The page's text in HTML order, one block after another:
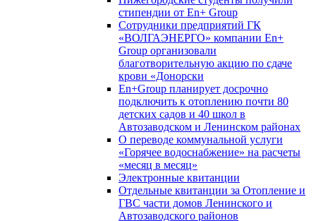
стипендии от En+ Group
Сотрудники предприятий ГК
«ВОЛГАЭНЕРГО» компании En+
Group организовали
благотворительную акцию по сдаче
крови «Донорски
En+Group планирует досрочно
подключить к отоплению почти 80
детских садов и 40 школ в
Автозаводском и Ленинском районах
О переводе коммунальной услуги
«Горячее водоснабжение» на расчеты
«месяц в месяц»
Электронные квитанции
Отдельные квитанции за Отопление и
ГВС части домов Ленинского и
Автозаводского районов